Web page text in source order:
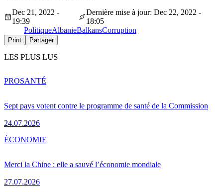
Dec 21, 2022 -
19:39
Dernière mise à jour: Dec 22, 2022 -
18:05
PolitiqueAlbanieBalkansCorruption
Print Partager
LES PLUS LUS
Sept pays votent contre le programme de santé de la Commission
24.07.2026
PROSANTÉ
Merci la Chine : elle a sauvé l’économie mondiale
27.07.2026
ÉCONOMIE